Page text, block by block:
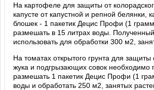
На картофеле для защиты от
капусте от капустной и репной белянки,
блошек - 1 пакетик Децис Профи (1
размешать в 15 литрах воды.
использовать для обработки 300 м2,
На томатах открытого грунта для защиты
жука и подгрызающих совок необходимо
размешать 1 пакетик Децис Профи (1
воды и обработать 250 м2, занятых